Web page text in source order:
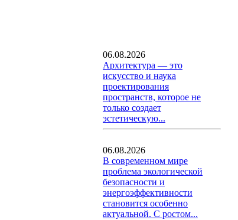
06.08.2026
Архитектура — это
искусство и наука
проектирования
пространств, которое не
только создает
эстетическую...
06.08.2026
В современном мире
проблема экологической
безопасности и
энергоэффективности
становится особенно
актуальной. С ростом...